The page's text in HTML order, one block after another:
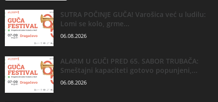
SUTRA POČINJE GUČA! Varošica već u ludilu:
Lomi se kolo, grme...
06.08.2026
ALARM U GUČI PRED 65. SABOR TRUBAČA:
Smeštajni kapaciteti gotovo popunjeni,...
06.08.2026